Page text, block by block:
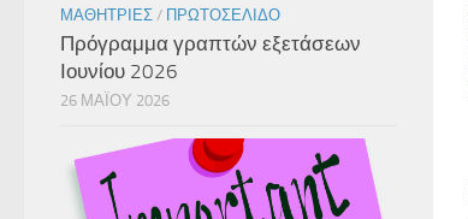
ΜΑΘΉΤΡΙΕΣ / ΠΡΩΤΟΣΈΛΙΔΟ
Πρόγραμμα γραπτών εξετάσεων
Ιουνίου 2026
26 ΜΑΪ́ΟΥ 2026